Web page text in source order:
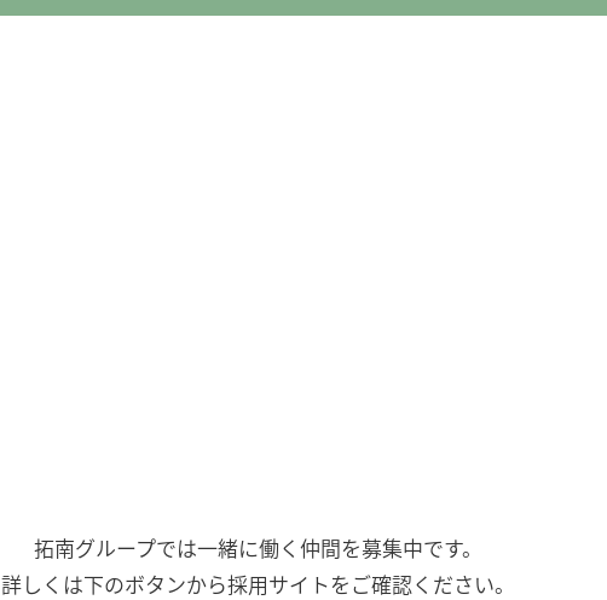
拓南グループでは一緒に働く 仲間を募集中です。
詳しくは下のボタンから採用サイトをご確認ください。